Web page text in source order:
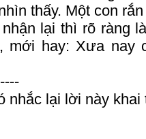
thấy. Một con
lại thì rõ ràng
mới hay: Xưa nay
nhắc lại lời này khai